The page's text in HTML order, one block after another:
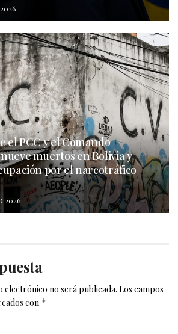
el PCC y el Comando
muertos en Bolivia y
por el narcotráfico
2026
electrónico no será publicada. Los campos
con *